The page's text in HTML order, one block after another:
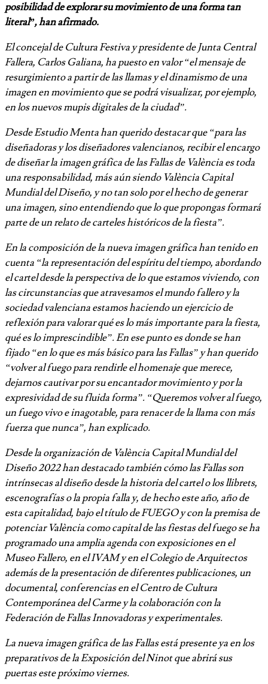
posibilidad de explorar su movimiento de una forma tan
literal”, han afirmado.
El concejal de Cultura Festiva y presidente de Junta Central
Fallera, Carlos Galiana, ha puesto en valor “el mensaje de
resurgimiento a partir de las llamas y el dinamismo de una
imagen en movimiento que se podrá visualizar, por ejemplo,
en los nuevos mupis digitales de la ciudad”.
Desde Estudio Menta han querido destacar que “para las
diseñadoras y los diseñadores valencianos, recibir el encargo
de diseñar la imagen gráfica de las Fallas de València es toda
una responsabilidad, más aún siendo València Capital
Mundial del Diseño, y no tan solo por el hecho de generar
una imagen, sino entendiendo que lo que propongas formará
parte de un relato de carteles históricos de la fiesta”.
En la composición de la nueva imagen gráfica han tenido en
cuenta “la representación del espíritu del tiempo, abordando
el cartel desde la perspectiva de lo que estamos viviendo, con
las circunstancias que atravesamos el mundo fallero y la
sociedad valenciana estamos haciendo un ejercicio de
reflexión para valorar qué es lo más importante para la fiesta,
qué es lo imprescindible”. En ese punto es donde se han
fijado “en lo que es más básico para las Fallas” y han querido
“volver al fuego para rendirle el homenaje que merece,
dejarnos cautivar por su encantador movimiento y por la
expresividad de su fluida forma”. “Queremos volver al fuego,
un fuego vivo e inagotable, para renacer de la llama con más
fuerza que nunca”, han explicado.
Desde la organización de València Capital Mundial del
Diseño 2022 han destacado también cómo las Fallas son
intrínsecas al diseño desde la historia del cartel o los llibrets,
escenografías o la propia falla y, de hecho este año, año de
esta capitalidad, bajo el título de FUEGO y con la premisa de
potenciar València como capital de las fiestas del fuego se ha
programado una amplia agenda con exposiciones en el
Museo Fallero, en el IVAM y en el Colegio de Arquitectos
además de la presentación de diferentes publicaciones, un
documental, conferencias en el Centro de Cultura
Contemporánea del Carme y la colaboración con la
Federación de Fallas Innovadoras y experimentales.
La nueva imagen gráfica de las Fallas está presente ya en los
preparativos de la Exposición del Ninot que abrirá sus
puertas este próximo viernes.